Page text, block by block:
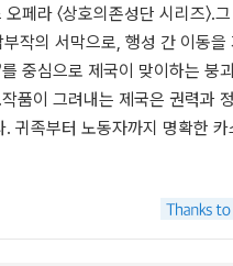
‘기억의 방’에서 딸의 조언자가
이자 상호의존성단 최고 권력
. 고위 간부 중 그레이랜드의
한몸이 된 인공 인간. 그레이랜
에는 다소 어렵게 느껴질 수
이야기 속으로 깊이 빠져들게
어우러져 몰입도가 높고, 플
들이 어떤 선택을 하게 될지
로우의 붕괴를 알아차린 이후,
『타오르는 화염』에서는 이 세계
게 재편될지 더욱 깊이 다뤄질 것
간 군상의 이야기를 함께 즐기
부터 분명하게 여성으로 제시
잡는다. 독자는 이 두 인물에 대
기가 진행될수록, 주인공은 아
반복적인 경험을 하게 된다. 대
이다. 읽는 동안 나는 무의식적
데 몇 페이지 뒤, 혹은 무심한 한
실이 드러난다. 그리고 이런 일
하지 않는다. 설명도 하지 않는
페라 〈상호의존성단 시리즈〉.
부작의 서막으로, 행성 간 이동
중심으로 제국이 맞이하는 붕
품이 그려내는 제국은 권력과
. 귀족부터 노동자까지 명확한 카
미와 정치 우화로서의 요소를 동
장치인 플로우는 특정 시공을
이를 장악한 자는 곧 제국의 질